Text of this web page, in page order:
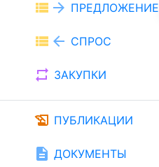
view_list arrow_forward ПРЕДЛОЖЕНИЕ
view_list arrow_back СПРОС
repeat ЗАКУПКИ
history_edu ПУБЛИКАЦИИ
description ДОКУМЕНТЫ